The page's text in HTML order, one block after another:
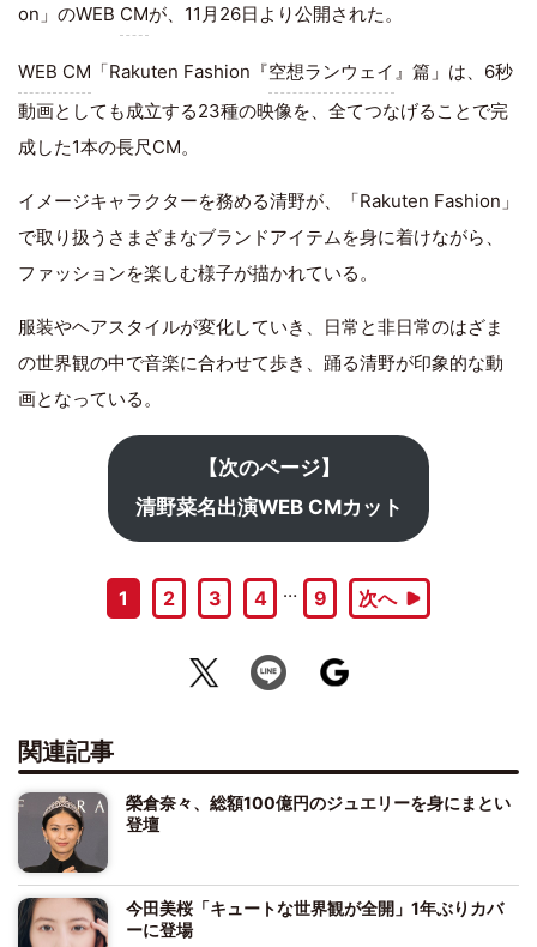
on」のWEB CMが、11月26日より公開された。
WEB CM 「Rakuten Fashion『空想ランウェイ 』篇」は、6秒
動画としても成立する23種の映像を、全てつなげることで完
成した1本の長尺CM。
イメージキャラクターを務める清野が、「Rakuten Fashion」
で取り扱うさまざまなブランドアイテムを身に着けながら、
ファッションを楽しむ様子が描かれている。
服装やヘアスタイルが変化していき、日常と非日常のはざま
の世界観の中で音楽に合わせて歩き、踊る清野が印象的な動
画となっている。
【次のページ】
清野菜名出演WEB CMカット
1 2 3 4 … 9 次へ
関連記事
榮倉奈々、総額100億円のジュエリーを身にまとい
登壇
今田美桜「キュートな世界観が全開」1年ぶりカバ
ーに登場